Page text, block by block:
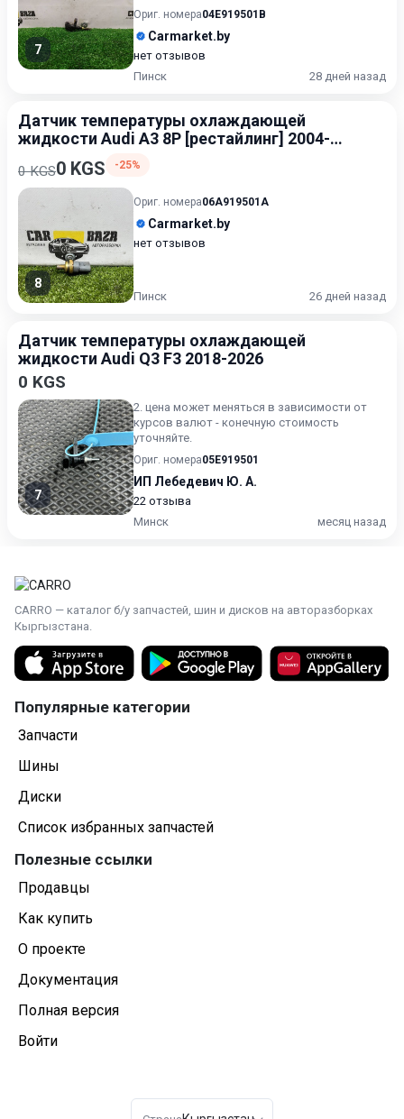
7
Ориг. номера04E919501B
Carmarket.by
нет отзывов
Пинск
28 дней назад
Датчик температуры охлаждающей
жидкости Audi A3 8P [рестайлинг] 2004-
0 KGS0 KGS -25%
8
Ориг. номера06A919501A
Carmarket.by
нет отзывов
Пинск 26 дней назад
Датчик температуры охлаждающей
жидкости Audi Q3 F3 2018-2026
0 KGS
7
2. цена может меняться в зависимости от
курсов валют - конечную стоимость
уточняйте.
Ориг. номера05E919501
ИП Лебедевич Ю. А.
22 отзыва
Минск
месяц назад
CARRO — каталог б/у запчастей, шин и дисков на авторазборках
Кыргызстана.
Популярные категории
Запчасти
Шины
Диски
Список избранных запчастей
Полезные ссылки
Продавцы
Как купить
О проекте
Документация
Полная версия
Войти